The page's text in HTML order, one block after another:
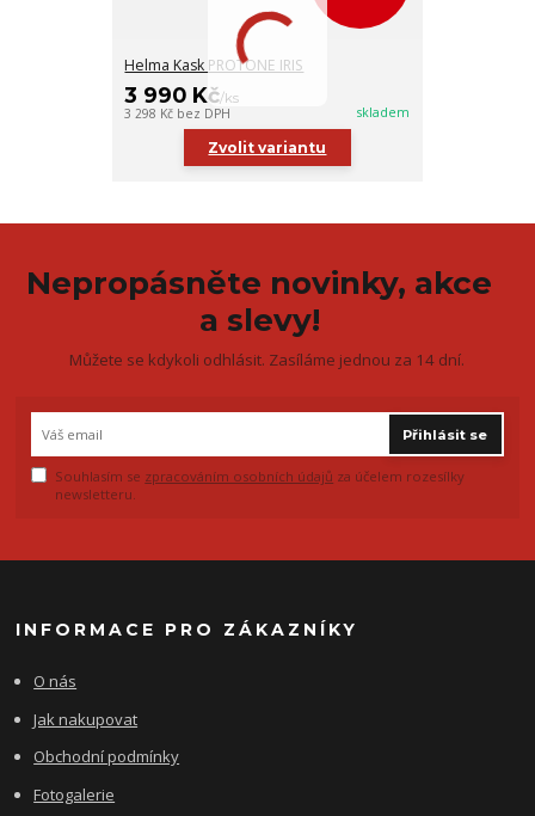
Helma Kask PROTONE IRIS
3 990 Kč/ks
3 298 Kč bez DPH skladem
Zvolit variantu
Nepropásněte novinky, akce
a slevy!
Můžete se kdykoli odhlásit. Zasíláme jednou za 14 dní.
Přihlásit se
Souhlasím se zpracováním osobních údajů za účelem rozesílky
newsletteru.
INFORMACE PRO ZÁKAZNÍKY
O nás
Jak nakupovat
Obchodní podmínky
Fotogalerie